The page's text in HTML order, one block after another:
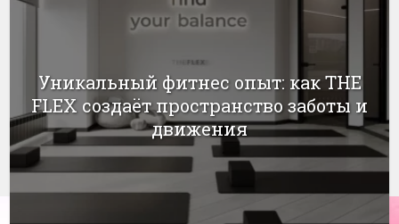
Уникальный фитнес опыт: как THE
FLEX создаёт пространство заботы и
движения